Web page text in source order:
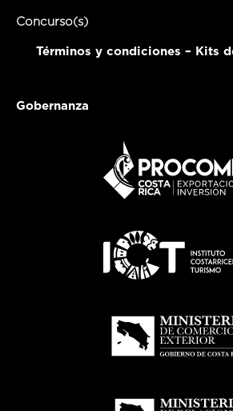
Concurso(s)
Términos y condiciones – Kits
Gobernanza